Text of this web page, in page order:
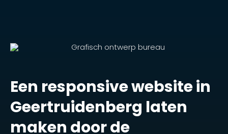
Een responsive website in
Geertruidenberg laten
maken door de